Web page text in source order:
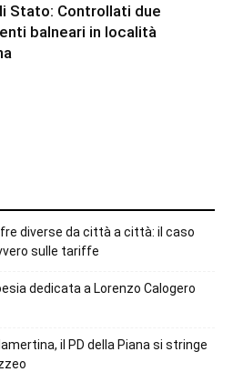
Stato: Controllati due
balneari in località
diverse da città a città: il caso
sulle tariffe
dedicata a Lorenzo Calogero
il PD della Piana si stringe